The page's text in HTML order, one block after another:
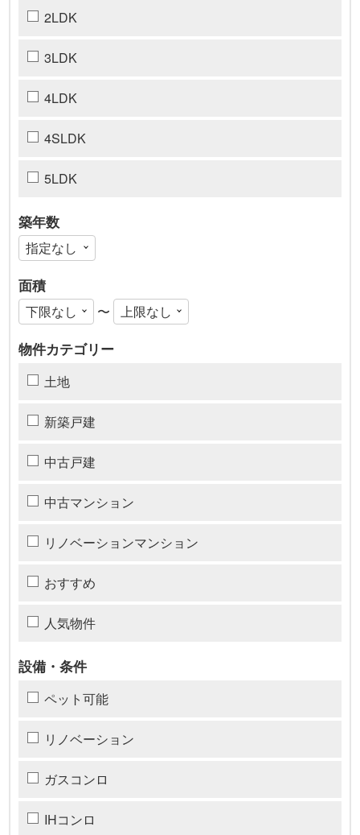
2LDK
3LDK
4LDK
4SLDK
5LDK
築年数
面積
〜
物件カテゴリー
土地
新築戸建
中古戸建
中古マンション
リノベーションマンション
おすすめ
人気物件
設備・条件
ペット可能
リノベーション
ガスコンロ
IHコンロ